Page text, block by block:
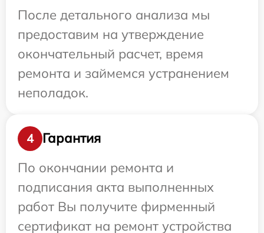
После детального анализа мы
предоставим на утверждение
окончательный расчет, время
ремонта и займемся устранением
неполадок.
4
Гарантия
По окончании ремонта и
подписания акта выполненных
работ Вы получите фирменный
сертификат на ремонт устройства